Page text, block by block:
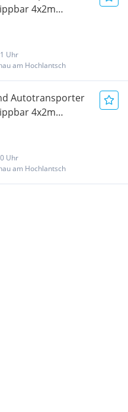
4x2m
Seilwinde und
Uhr
am Hochlantsch
Autotransporter
4x2m
Seilwinde und
Finanzierung
Uhr
am Hochlantsch